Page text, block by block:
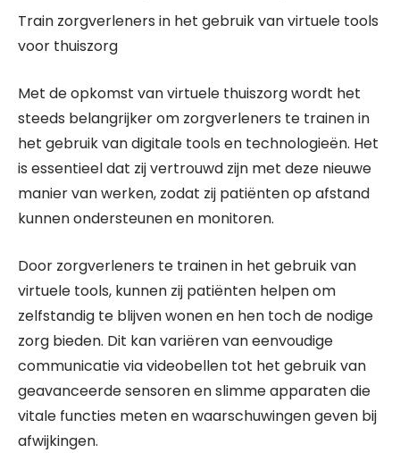
Train zorgverleners in het gebruik van virtuele tools
voor thuiszorg
Met de opkomst van virtuele thuiszorg wordt het
steeds belangrijker om zorgverleners te trainen in
het gebruik van digitale tools en technologieën. Het
is essentieel dat zij vertrouwd zijn met deze nieuwe
manier van werken, zodat zij patiënten op afstand
kunnen ondersteunen en monitoren.
Door zorgverleners te trainen in het gebruik van
virtuele tools, kunnen zij patiënten helpen om
zelfstandig te blijven wonen en hen toch de nodige
zorg bieden. Dit kan variëren van eenvoudige
communicatie via videobellen tot het gebruik van
geavanceerde sensoren en slimme apparaten die
vitale functies meten en waarschuwingen geven bij
afwijkingen.